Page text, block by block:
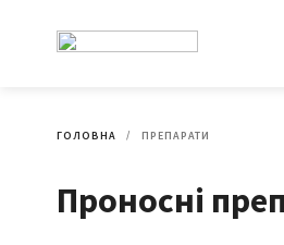
ГОЛОВНА ПРЕПАРАТИ
Проносні